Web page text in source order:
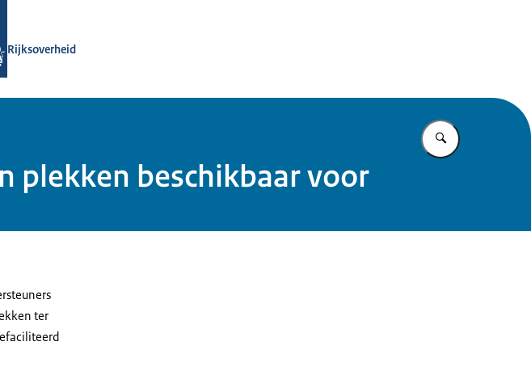
Rijksoverheid
Vul in wat u
plekken beschikbaar voor
ter